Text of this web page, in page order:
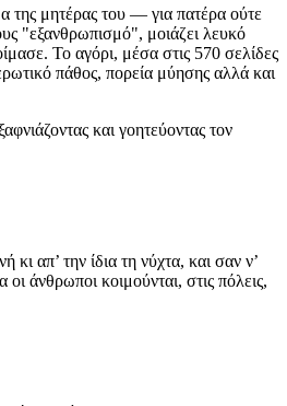
της μητέρας του — για πατέρα ούτε
"εξανθρωπισμό", μοιάζει λευκό
Το αγόρι, μέσα στις 570 σελίδες
πάθος, πορεία μύησης αλλά και
και γοητεύοντας τον
απ’ την ίδια τη νύχτα, και σαν ν’
άνθρωποι κοιμούνται, στις πόλεις,